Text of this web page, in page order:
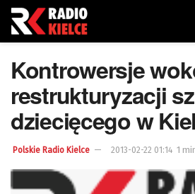
Kontrowersje
restrukturyzacji
dziecięcego w
Polskie Radio Kielce 2013-02-22 01:14 1